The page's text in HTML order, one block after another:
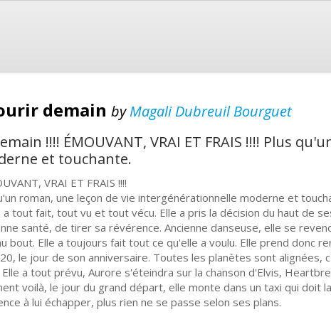
demain byMagali Dubreuil Bourguet
!!!! ÉMOUVANT, VRAI ET FRAIS !!!! Plus
et touchante.
VRAI ET FRAIS !!!!
roman, une leçon de vie intergénérationnelle moderne et
a tout fait, tout vu et tout vécu. Elle a pris la décision du haut de
santé, de tirer sa révérence. Ancienne danseuse, elle se
bout. Elle a toujours fait tout ce qu'elle a voulu. Elle prend donc
le jour de son anniversaire. Toutes les planètes sont alignées,
Elle a tout prévu, Aurore s'éteindra sur la chanson d'Elvis,
voilà, le jour du grand départ, elle monte dans un taxi qui doit
à lui échapper, plus rien ne se passe selon ses plans.